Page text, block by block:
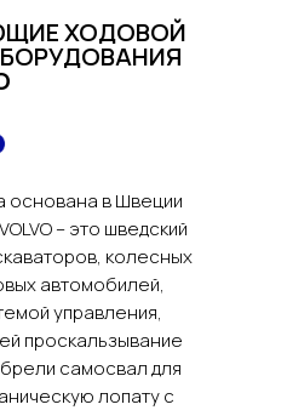
ХОДОВОЙ
основана в Швеции
– это шведский
колесных
автомобилей,
управления,
проскальзывание
самосвал для
лопату с